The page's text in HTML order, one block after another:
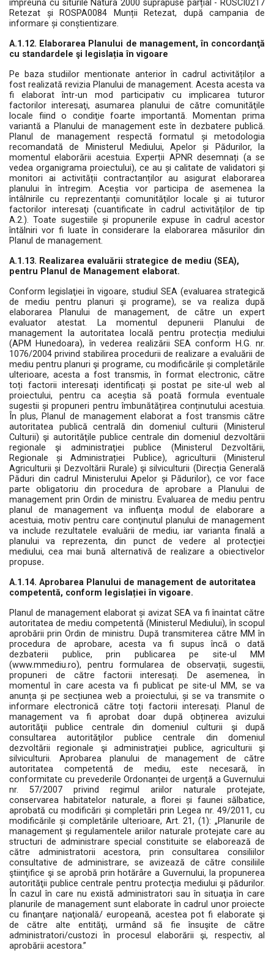
împreună cu siturile Natura 2000 suprapuse parțial - ROSCI0217
Retezat și ROSPA0084 Munții Retezat, după campania de
informare și conștientizare.
A.1.12. Elaborarea Planului de management, în concordanţă
cu standardele şi legislația în vigoare
Pe baza studiilor mentionate anterior în cadrul activităților a
fost realizată revizia Planului de management. Acesta acesta va
fi elaborat într-un mod participativ cu implicarea tuturor
factorilor interesaţi, asumarea planului de către comunităţile
locale fiind o condiţie foarte importantă. Momentan prima
variantă a Planului de management este în dezbatere publică.
Planul de management respectă formatul și metodologia
recomandată de Ministerul Mediului, Apelor și Pădurilor, la
momentul elaborării acestuia. Experții APNR desemnați (a se
vedea organigrama proiectului), ce au și calitate de validatori și
monitori ai activității contractanților au asigurat elaborarea
planului în întregim. Aceștia vor participa de asemenea la
întâlnirile cu reprezentanţii comunităţilor locale şi ai tuturor
factorilor interesaţi (cuantificate în cadrul activităților de tip
A.2.). Toate sugestiile și propunerile expuse în cadrul acestor
întălniri vor fi luate în considerare la elaborarea măsurilor din
Planul de management.
A.1.13. Realizarea evaluării strategice de mediu (SEA),
pentru Planul de Management elaborat.
Conform legislaţiei în vigoare, studiul SEA (evaluarea strategică
de mediu pentru planuri şi programe), se va realiza după
elaborarea Planului de management, de către un expert
evaluator atestat. La momentul depunerii Planului de
management la autoritatea locală pentru protecția mediului
(APM Hunedoara), în vederea realizării SEA conform H.G. nr.
1076/2004 privind stabilirea procedurii de realizare a evaluării de
mediu pentru planuri şi programe, cu modificările și completările
ulterioare, acesta a fost transmis, în format electronic, către
toți factorii interesați identificați și postat pe site-ul web al
proiectului, pentru ca aceștia să poată formula eventuale
sugestii și propuneri pentru îmbunătățirea conținutului acestuia.
În plus, Planul de management elaborat a fost transmis către
autoritatea publică centrală din domeniul culturii (Ministerul
Culturii) şi autorităţile publice centrale din domeniul dezvoltării
regionale şi administraţiei publice (Ministerul Dezvoltării,
Regionale și Administrației Publice), agriculturii (Ministerul
Agriculturii și Dezvoltării Rurale) şi silviculturii (Direcția Generală
Păduri din cadrul Ministerului Apelor și Pădurilor), ce vor face
parte obligatoriu din procedura de aprobare a Planului de
management prin Ordin de ministru. Evaluarea de mediu pentru
planul de management va influenţa modul de elaborare a
acestuia, motiv pentru care conţinutul planului de management
va include rezultatele evaluării de mediu, iar varianta finală a
planului va reprezenta, din punct de vedere al protecţiei
mediului, cea mai bună alternativă de realizare a obiectivelor
propuse.
A.1.14. Aprobarea Planului de management de autoritatea
competentă, conform legislației în vigoare.
Planul de management elaborat și avizat SEA va fi înaintat către
autoritatea de mediu competentă (Ministerul Mediului), în scopul
aprobării prin Ordin de ministru. După transmiterea către MM în
procedura de aprobare, acesta va fi supus încă o dată
dezbaterii publice, prin publicarea pe site-ul MM
(www.mmediu.ro), pentru formularea de observații, sugestii,
propuneri de către factorii interesați. De asemenea, în
momentul în care acesta va fi publicat pe site-ul MM, se va
anunța și pe secțiunea web a proiectului, și se va transmite o
informare electronică către toți factorii interesați. Planul de
management va fi aprobat doar după obținerea avizului
autorităţii publice centrale din domeniul culturii şi după
consultarea autorităţilor publice centrale din domeniul
dezvoltării regionale şi administraţiei publice, agriculturii şi
silviculturii. Aprobarea planului de management de către
autoritatea competentă de mediu, este necesară, în
conformitate cu prevederile Ordonanței de urgență a Guvernului
nr. 57/2007 privind regimul ariilor naturale protejate,
conservarea habitatelor naturale, a florei și faunei sălbatice,
aprobată cu modificări și completări prin Legea nr. 49/2011, cu
modificările și completările ulterioare, Art. 21, (1): „Planurile de
management şi regulamentele ariilor naturale protejate care au
structuri de administrare special constituite se elaborează de
către administratorii acestora, prin consultarea consiliilor
consultative de administrare, se avizează de către consiliile
ştiinţifice şi se aprobă prin hotărâre a Guvernului, la propunerea
autorităţii publice centrale pentru protecţia mediului şi pădurilor.
În cazul în care nu există administratori sau în situaţia în care
planurile de management sunt elaborate în cadrul unor proiecte
cu finanţare naţională/ europeană, acestea pot fi elaborate şi
de către alte entităţi, urmând să fie însuşite de către
administratori/custozi în procesul elaborării şi, respectiv, al
aprobării acestora.”